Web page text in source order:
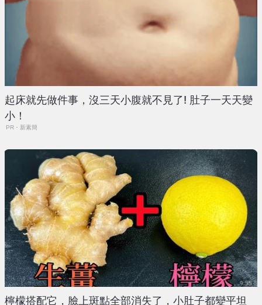
起床就先做件事，沒三天小腹就不見了! 肚子一天天變
小！
PR・新素簡
檸檬搭配它，臉上斑點全部消失了，小肚子都變平坦